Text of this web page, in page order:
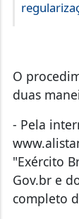
O
duas
- Pela
"Exército
Gov.br e
completo